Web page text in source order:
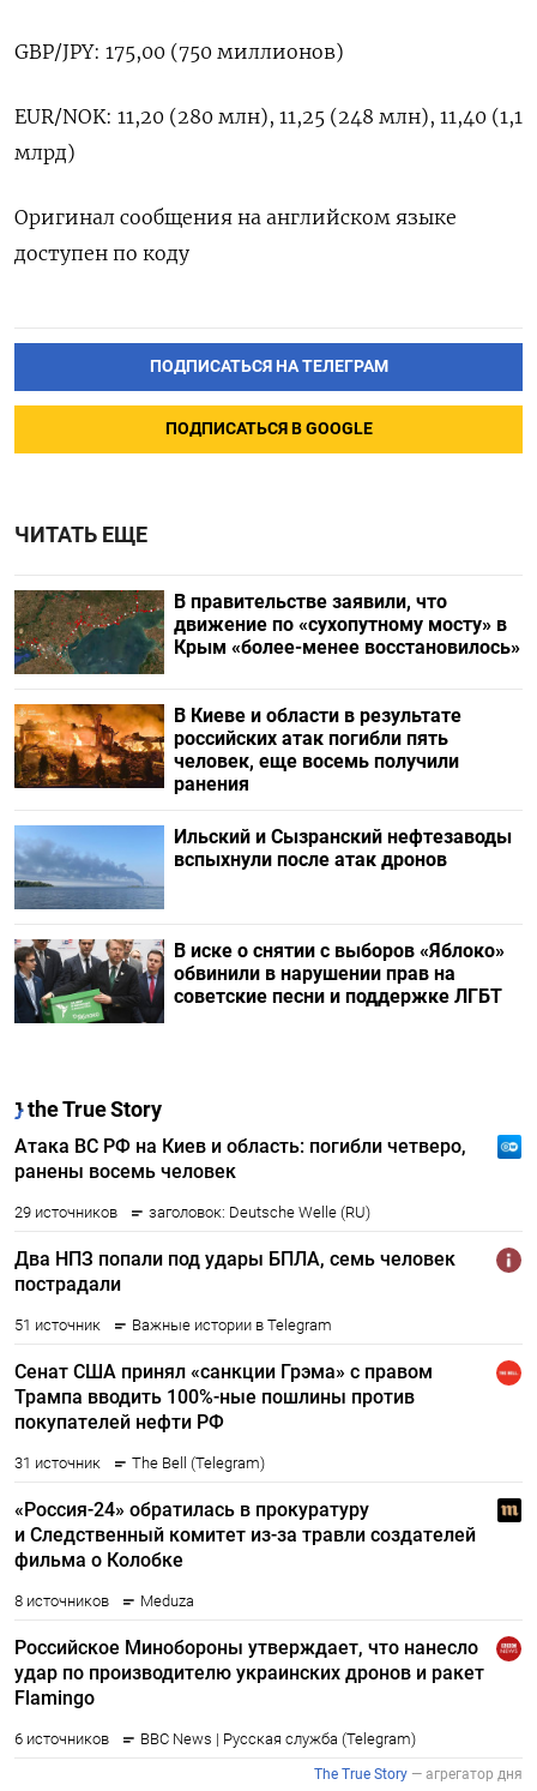
GBP/JPY: 175,00 (750 миллионов)
EUR/NOK: 11,20 (280 млн), 11,25 (248 млн), 11,40 (1,1
млрд)
Оригинал сообщения на английском языке
доступен по коду
ПОДПИСАТЬСЯ НА ТЕЛЕГРАМ
ПОДПИСАТЬСЯ В GOOGLE
ЧИТАТЬ ЕЩЕ
В правительстве заявили, что
движение по «сухопутному мосту» в
Крым «более-менее восстановилось»
В Киеве и области в результате
российских атак погибли пять
человек, еще восемь получили
ранения
Ильский и Сызранский нефтезаводы
вспыхнули после атак дронов
В иске о снятии с выборов «Яблоко»
обвинили в нарушении прав на
советские песни и поддержке ЛГБТ